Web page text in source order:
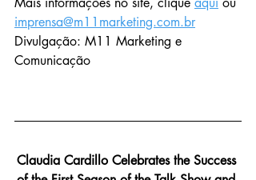
imprensa@m11marketing.com.br
Divulgação: M11 Marketing e
Comunicação
Claudia Cardillo Celebrates the Success